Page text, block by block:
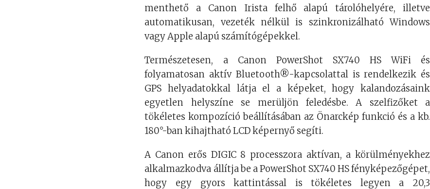
menthető a Canon Irista felhő alapú tárolóhelyére, illetve
automatikusan, vezeték nélkül is szinkronizálható Windows
vagy Apple alapú számítógépekkel.
Természetesen, a Canon PowerShot SX740 HS WiFi és
folyamatosan aktív Bluetooth®-kapcsolattal is rendelkezik és
GPS helyadatokkal látja el a képeket, hogy kalandozásaink
egyetlen helyszíne se merüljön feledésbe. A szelfizőket a
tökéletes kompozíció beállításában az Önarckép funkció és a kb.
180°-ban kihajtható LCD képernyő segíti.
A Canon erős DIGIC 8 processzora aktívan, a körülményekhez
alkalmazkodva állítja be a PowerShot SX740 HS fényképezőgépet,
hogy egy gyors kattintással is tökéletes legyen a 20,3